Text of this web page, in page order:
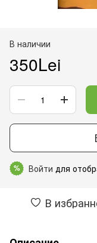
В наличии
350Lei
% Войти для
В